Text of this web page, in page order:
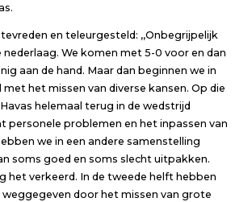
en teleurgesteld: ,,Onbegrijpelijk
We komen met 5-0 voor en dan
aan de hand. Maar dan beginnen we in
het missen van diverse kansen. Op die
helemaal terug in de wedstrijd
personele problemen en het inpassen van
we in een andere samenstelling
soms goed en soms slecht uitpakken.
het verkeerd. In de tweede helft hebben
door het missen van grote